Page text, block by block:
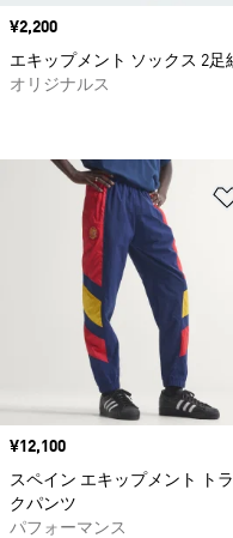
価格
¥2,200
エキップメント ソックス 2足
オリジナルス
価格
¥12,100
スペイン エキップメント ト
クパンツ
パフォーマンス